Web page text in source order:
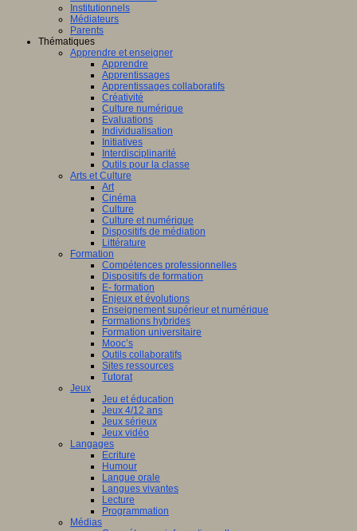
Institutionnels
Médiateurs
Parents
Thématiques
Apprendre et enseigner
Apprendre
Apprentissages
Apprentissages collaboratifs
Créativité
Culture numérique
Evaluations
Individualisation
Initiatives
Interdisciplinarité
Outils pour la classe
Arts et Culture
Art
Cinéma
Culture
Culture et numérique
Dispositifs de médiation
Littérature
Formation
Compétences professionnelles
Dispositifs de formation
E- formation
Enjeux et évolutions
Enseignement supérieur et numérique
Formations hybrides
Formation universitaire
Mooc’s
Outils collaboratifs
Sites ressources
Tutorat
Jeux
Jeu et éducation
Jeux 4/12 ans
Jeux sérieux
Jeux vidéo
Langages
Ecriture
Humour
Langue orale
Langues vivantes
Lecture
Programmation
Médias